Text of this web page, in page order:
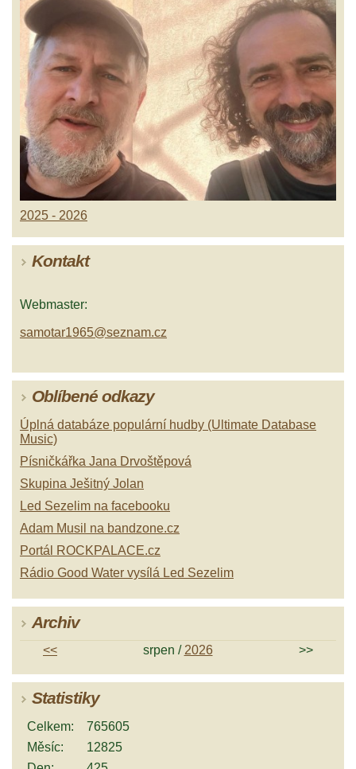
2025 - 2026
Kontakt
Webmaster:
samotar1965@seznam.cz
Oblíbené odkazy
Úplná databáze populární hudby (Ultimate Database
Music)
Písničkářka Jana Drvoštěpová
Skupina Ješitný Jolan
Led Sezelim na facebooku
Adam Musil na bandzone.cz
Portál ROCKPALACE.cz
Rádio Good Water vysílá Led Sezelim
Archiv
<< srpen / 2026 >>
Statistiky
Celkem:
765605
Měsíc:
12825